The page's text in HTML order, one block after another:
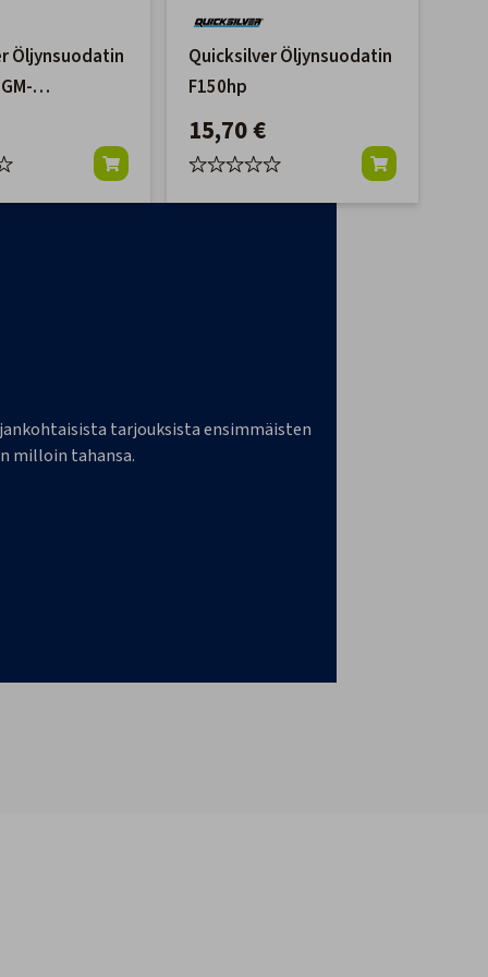
Öljynsuodatin
Quicksilver Öljynsuodatin
F150hp
15,70 €
tarjouksista ensimmäisten
milloin tahansa.